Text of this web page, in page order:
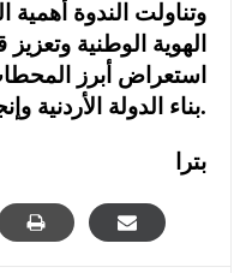
وتناولت الندوة أهمية
الهوية الوطنية وتعزيز
استعراض أبرز
بناء الدولة الأردنية وإنجازاتها في مختلف المجالات.
بترا